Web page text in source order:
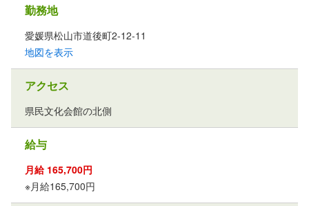
勤務地
愛媛県松山市道後町2-12-11
地図を表示
アクセス
県民文化会館の北側
給与
月給 165,700円
※月給165,700円